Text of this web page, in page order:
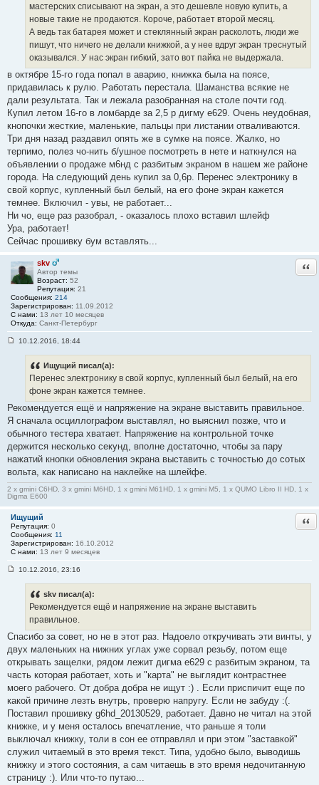
мастерских списывают на экран, а это дешевле новую купить, а
новые такие не продаются. Короче, работает второй месяц.
А ведь так батарея может и стеклянный экран расколоть, люди же
пишут, что ничего не делали книжкой, а у нее вдруг экран треснутый
оказывался. У нас экран гибкий, зато вот пайка не выдержала.
в октябре 15-го года попал в аварию, книжка была на поясе,
придавилась к рулю. Работать перестала. Шаманства всякие не
дали результата. Так и лежала разобранная на столе почти год.
Купил летом 16-го в ломбарде за 2,5 р дигму е629. Очень неудобная,
кнопочки жесткие, маленькие, пальцы при листании отваливаются.
Три дня назад раздавил опять же в сумке на поясе. Жалко, но
терпимо, полез чо-нить б/ушное посмотреть в нете и наткнулся на
объявлении о продаже м6нд с разбитым экраном в нашем же районе
города. На следующий день купил за 0,6р. Перенес электронику в
свой корпус, купленный был белый, на его фоне экран кажется
темнее. Включил - увы, не работает...
Ни чо, еще раз разобрал, - оказалось плохо вставил шлейф
Ура, работает!
Сейчас прошивку бум вставлять...
skv
Автор темы
Возраст: 52
Репутация: 21
Сообщения: 214
Зарегистрирован: 11.09.2012
С нами: 13 лет 10 месяцев
Откуда: Санкт-Петербург
и
#
1
3
10.12.2016, 18:44
Ищущий писал(а):
Перенес электронику в свой корпус, купленный был белый, на его
фоне экран кажется темнее.
Рекомендуется ещё и напряжение на экране выставить правильное.
Я сначала осциллографом выставлял, но выяснил позже, что и
обычного тестера хватает. Напряжение на контрольной точке
держится несколько секунд, вполне достаточно, чтобы за пару
нажатий кнопки обновления экрана выставить с точностью до сотых
вольта, как написано на наклейке на шлейфе.
2 x gmini C6HD, 3 x gmini M6HD, 1 x gmini M61HD, 1 x gmini M5, 1 x QUMO Libro II HD, 1 x
Digma E600
Ищущий
Репутация: 0
Сообщения: 11
Зарегистрирован: 16.10.2012
С нами: 13 лет 9 месяцев
и
#
1
4
10.12.2016, 23:16
skv писал(а):
Рекомендуется ещё и напряжение на экране выставить
правильное.
Спасибо за совет, но не в этот раз. Надоело откручивать эти винты, у
двух маленьких на нижних углах уже сорвал резьбу, потом еще
открывать защелки, рядом лежит дигма е629 с разбитым экраном, та
часть которая работает, хоть и "карта" не выглядит контрастнее
моего рабочего. От добра добра не ищут :) . Если приспичит еще по
какой причине лезть внутрь, проверю напругу. Если не забуду :(.
Поставил прошивку g6hd_20130529, работает. Давно не читал на этой
книжке, и у меня осталось впечатление, что раньше я толи
выключал книжку, толи в сон ее отправлял и при этом "заставкой"
служил читаемый в это время текст. Типа, удобно было, выводишь
книжку и этого состояния, а сам читаешь в это время недочитанную
страницу :). Или что-то путаю...